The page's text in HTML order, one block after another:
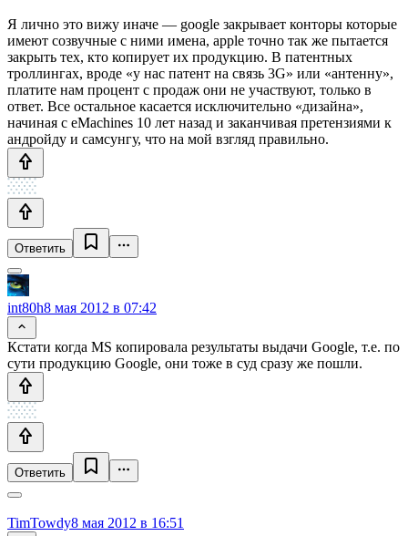
Я лично это вижу иначе — google закрывает конторы которые
имеют созвучные с ними имена, apple точно так же пытается
закрыть тех, кто копирует их продукцию. В патентных
троллингах, вроде «у нас патент на связь 3G» или «антенну»,
платите нам процент с продаж они не участвуют, только в
ответ. Все остальное касается исключительно «дизайна»,
начиная с eMachines 10 лет назад и заканчивая претензиями к
андройду и самсунгу, что на мой взгляд правильно.
Ответить
int80h8 мая 2012 в 07:42
Кстати когда MS копировала результаты выдачи Google, т.е. по
сути продукцию Google, они тоже в суд сразу же пошли.
Ответить
TimTowdy8 мая 2012 в 16:51